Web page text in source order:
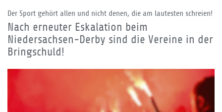
Der Sport gehört allen und nicht denen, die am lautesten schreien!
Nach erneuter Eskalation beim
Niedersachsen-Derby sind die Vereine in der
Bringschuld!